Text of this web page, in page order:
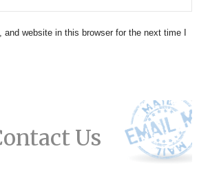
website in this browser for the next time I
Us